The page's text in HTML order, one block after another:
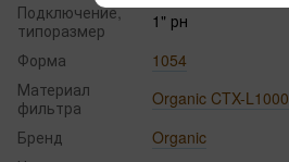
Подключение,
типоразмер
1" рн
Форма
1054
Материал
фильтра
Organic CTX-L1000
Бренд
Organic